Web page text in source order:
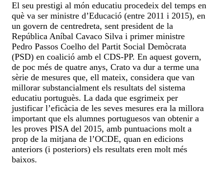
El seu prestigi al món educatiu procedeix del temps en
què va ser ministre d’Educació (entre 2011 i 2015), en
un govern de centredreta, sent president de la
República Aníbal Cavaco Silva i primer ministre
Pedro Passos Coelho del Partit Social Demòcrata
(PSD) en coalició amb el CDS-PP. En aquest govern,
de poc més de quatre anys, Crato va dur a terme una
sèrie de mesures que, ell mateix, considera que van
millorar substancialment els resultats del sistema
educatiu portuguès. La dada que esgrimeix per
justificar l’eficàcia de les seves mesures era la millora
important que els alumnes portuguesos van obtenir a
les proves PISA del 2015, amb puntuacions molt a
prop de la mitjana de l’OCDE, quan en edicions
anteriors (i posteriors) els resultats eren molt més
baixos.